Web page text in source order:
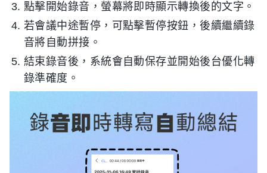
點擊開始錄音，螢幕將即時顯示轉換後的文字。
若會議中途暫停，可點擊暫停按鈕，後續繼續錄
音將自動拼接。
結束錄音後，系統會自動保存並開始後台優化轉
錄準確度。